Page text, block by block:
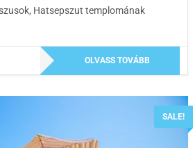
Hatsepszut templomának
OLVASS TOVÁBB
SALE!